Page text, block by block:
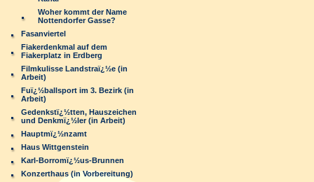
Woher kommt der Name
Nottendorfer Gasse?
Fasanviertel
Fiakerdenkmal auf dem
Fiakerplatz in Erdberg
Filmkulisse Landstraï¿½e (in
Arbeit)
Fuï¿½ballsport im 3. Bezirk (in
Arbeit)
Gedenkstï¿½tten, Hauszeichen
und Denkmï¿½ler (in Arbeit)
Hauptmï¿½nzamt
Haus Wittgenstein
Karl-Borromï¿½us-Brunnen
Konzerthaus (in Vorbereitung)